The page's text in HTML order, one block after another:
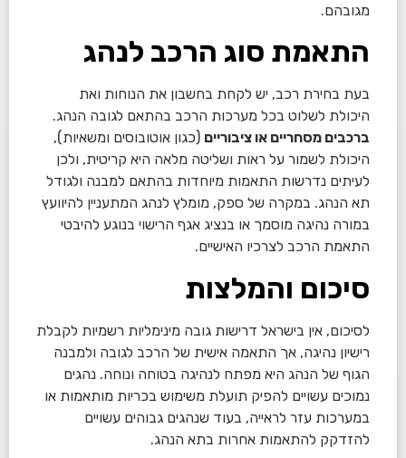
מגובהם.
התאמת סוג הרכב לנהג
בעת בחירת רכב, יש לקחת בחשבון את הנוחות ואת
היכולת לשלוט בכל מערכות הרכב בהתאם לגובה הנהג.
ברכבים מסחריים או ציבוריים (כגון אוטובוסים ומשאיות),
היכולת לשמור על ראות ושליטה מלאה היא קריטית, ולכן
לעיתים נדרשות התאמות מיוחדות בהתאם למבנה ולגודל
תא הנהג. במקרה של ספק, מומלץ לנהג המתעניין להיוועץ
במורה נהיגה מוסמך או בנציג אגף הרישוי בנוגע להיבטי
התאמת הרכב לצרכיו האישיים.
סיכום והמלצות
לסיכום, אין בישראל דרישות גובה מינימליות רשמיות לקבלת
רישיון נהיגה, אך התאמה אישית של הרכב לגובה ולמבנה
הגוף של הנהג היא מפתח לנהיגה בטוחה ונוחה. נהגים
נמוכים עשויים להפיק תועלת משימוש בכריות מותאמות או
במערכות עזר לראייה, בעוד שנהגים גבוהים עשויים
להזדקק להתאמות אחרות בתא הנהג.